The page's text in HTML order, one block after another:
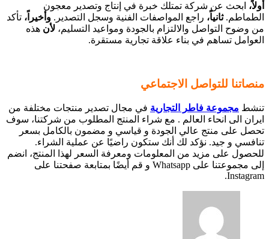
أولاً، ابحث عن شركة تمتلك خبرة في إنتاج وتصدير معجون
الطماطم.ثانياً، راجع المواصفات الفنية وسجل التصدير. وأخيراً، تأكد
من وضوح التواصل والالتزام بالجودة ومواعيد التسليم، لأن هذه
العوامل تساهم في بناء علاقة تجارية مستقرة.
منصاتنا للتواصل الاجتماعي
تنشط مجموعة فاطر التجارية في مجال تصدير منتجات مختلفة من
ايران الى انحاء العالم . مع شراء المنتج المطلوب من شركتنا، سوف
تحصل على منتج عالي الجودة و قياسي و مضمون بالكامل بسعر
تنافسي و جيد. نؤكد لك أنك ستكون راضيًا عن عملية الشراء.
للحصول على مزيد من المعلومات ومعرفة السعر لهذا المنتج، انضم
إلى مجموعتنا على Whatsapp و قم أيضًا بمتابعة صفحتنا على
Instagram.